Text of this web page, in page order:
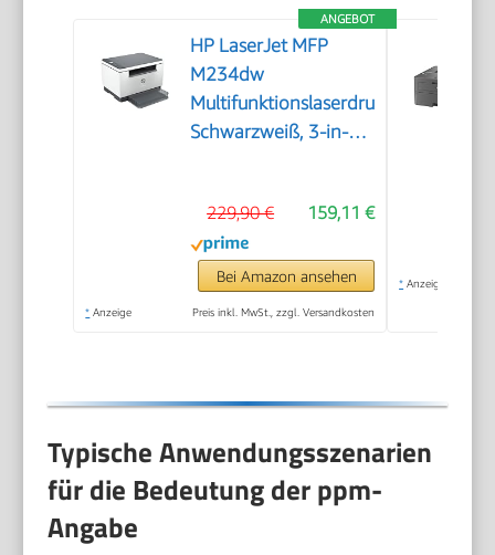
ANGEBOT
HP LaserJet MFP
M234dw
Multifunktionslaserdrucker,
Schwarzweiß, 3-in-1
Duplex, Airprint, 29
S/Min
159,11 €
229,90 €
Bei Amazon ansehen
* Anzeige Preis inkl. MwSt., zzgl. Versandkosten
* Anzeige
Typische Anwendungsszenarien
für die Bedeutung der ppm-
Angabe